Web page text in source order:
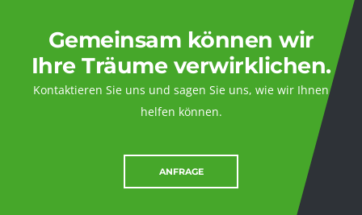
Gemeinsam können wir
Ihre Träume verwirklichen.
Kontaktieren Sie uns und sagen Sie uns, wie wir Ihnen
helfen können.
ANFRAGE